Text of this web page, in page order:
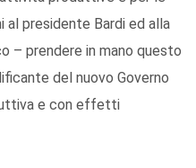
presidente Bardi ed alla
– prendere in mano questo
del nuovo Governo
e con effetti